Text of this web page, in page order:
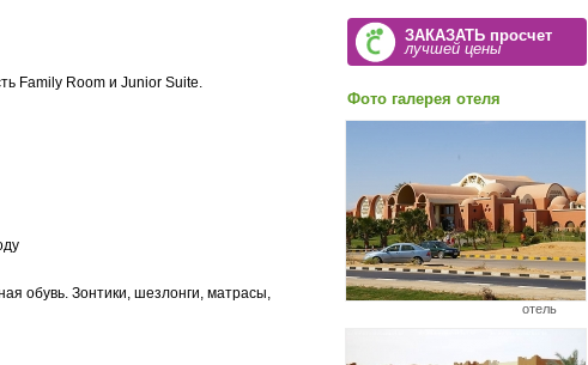
Family Room и Junior Suite.
обувь. Зонтики, шезлонги, матрасы,
ЗАКАЗАТЬ просчет
лучшей цены
Фото галерея отеля
отель